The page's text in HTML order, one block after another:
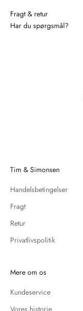
Fragt & retur
Har du spørgsmål?
Tim & Simonsen
Handelsbetingelser
Fragt
Retur
Privatlivspolitik
Mere om os
Kundeservice